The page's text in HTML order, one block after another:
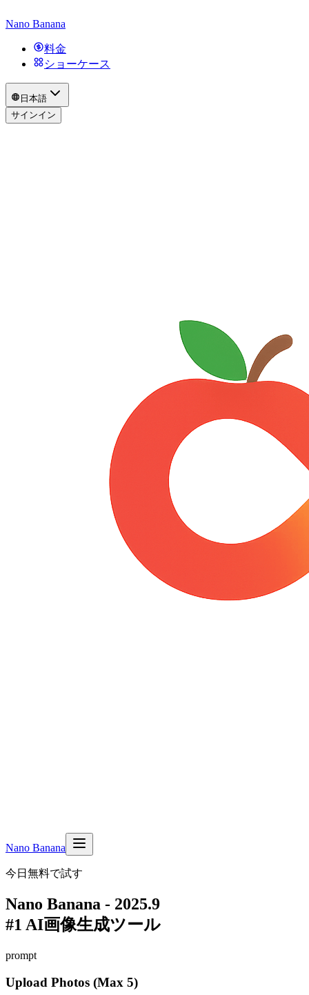
Nano Banana
料金
ショーケース
日本語
サインイン
Nano Banana
今日無料で試す
Nano Banana - 2025.9
#1 AI画像生成ツール
prompt
Upload Photos (Max 5)